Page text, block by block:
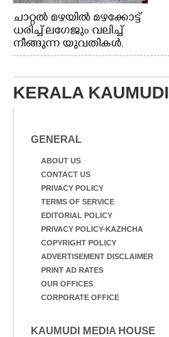
ചാറ്റൽ മഴയിൽ മഴക്കോട്ട്
ധരിച്ച് ലഗേജും വലിച്ച്
നീങ്ങുന്ന യുവതികൾ.
എറണാകുളം മേനകയിൽ
KERALA KAUMUDI
GENERAL
ABOUT US
CONTACT US
PRIVACY POLICY
TERMS OF SERVICE
EDITORIAL POLICY
PRIVACY POLICY-KAZHCHA
COPYRIGHT POLICY
ADVERTISEMENT DISCLAIMER
PRINT AD RATES
OUR OFFICES
CORPORATE OFFICE
KAUMUDI MEDIA HOUSE